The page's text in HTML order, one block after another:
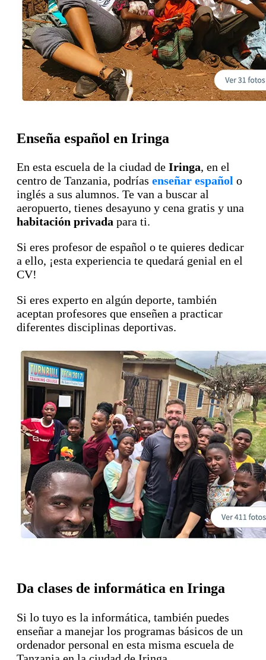
Enseña español en Iringa
En esta escuela de la ciudad de Iringa, en el
centro de Tanzania, podrías enseñar español o
inglés a sus alumnos. Te van a buscar al
aeropuerto, tienes desayuno y cena gratis y una
habitación privada para ti.
Si eres profesor de español o te quieres dedicar
a ello, ¡esta experiencia te quedará genial en el
CV!
Si eres experto en algún deporte, también
aceptan profesores que enseñen a practicar
diferentes disciplinas deportivas.
Da clases de informática en Iringa
Si lo tuyo es la informática, también puedes
enseñar a manejar los programas básicos de un
ordenador personal en esta misma escuela de